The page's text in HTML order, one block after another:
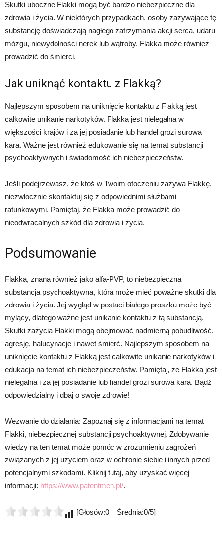
Skutki uboczne Flakki mogą być bardzo niebezpieczne dla
zdrowia i życia. W niektórych przypadkach, osoby zażywające tę
substancję doświadczają nagłego zatrzymania akcji serca, udaru
mózgu, niewydolności nerek lub wątroby. Flakka może również
prowadzić do śmierci.
Jak uniknąć kontaktu z Flakką?
Najlepszym sposobem na uniknięcie kontaktu z Flakką jest
całkowite unikanie narkotyków. Flakka jest nielegalna w
większości krajów i za jej posiadanie lub handel grozi surowa
kara. Ważne jest również edukowanie się na temat substancji
psychoaktywnych i świadomość ich niebezpieczeństw.
Jeśli podejrzewasz, że ktoś w Twoim otoczeniu zażywa Flakkę,
niezwłocznie skontaktuj się z odpowiednimi służbami
ratunkowymi. Pamiętaj, że Flakka może prowadzić do
nieodwracalnych szkód dla zdrowia i życia.
Podsumowanie
Flakka, znana również jako alfa-PVP, to niebezpieczna
substancja psychoaktywna, która może mieć poważne skutki dla
zdrowia i życia. Jej wygląd w postaci białego proszku może być
mylący, dlatego ważne jest unikanie kontaktu z tą substancją.
Skutki zażycia Flakki mogą obejmować nadmierną pobudliwość,
agresję, halucynacje i nawet śmierć. Najlepszym sposobem na
uniknięcie kontaktu z Flakką jest całkowite unikanie narkotyków i
edukacja na temat ich niebezpieczeństw. Pamiętaj, że Flakka jest
nielegalna i za jej posiadanie lub handel grozi surowa kara. Bądź
odpowiedzialny i dbaj o swoje zdrowie!
Wezwanie do działania: Zapoznaj się z informacjami na temat
Flakki, niebezpiecznej substancji psychoaktywnej. Zdobywanie
wiedzy na ten temat może pomóc w zrozumieniu zagrożeń
związanych z jej użyciem oraz w ochronie siebie i innych przed
potencjalnymi szkodami. Kliknij tutaj, aby uzyskać więcej
informacji: https://www.patentmen.pl/.
[Głosów:0 Średnia:0/5]